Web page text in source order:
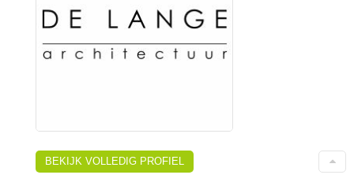
BEKIJK VOLLEDIG PROFIEL